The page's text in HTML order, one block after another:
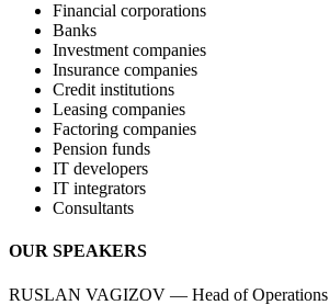
Financial corporations
Banks
Investment companies
Insurance companies
Credit institutions
Leasing companies
Factoring companies
Pension funds
IT developers
IT integrators
Consultants
OUR SPEAKERS
RUSLAN VAGIZOV — Head of Operations